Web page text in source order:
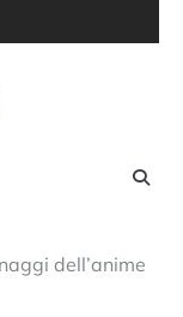
dell’anime